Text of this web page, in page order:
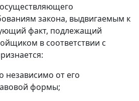
закона, выдвигаемым к
факт, подлежащий
в соответствии с
независимо от его
формы;